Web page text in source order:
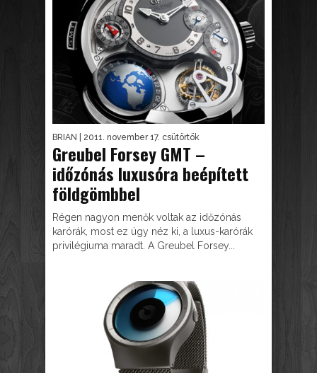
BRIAN | 2011. november 17. csütörtök
Greubel Forsey GMT –
időzónás luxusóra beépített
földgömbbel
Régen nagyon menők voltak az időzónás
karórák, most ez úgy néz ki, a luxus-karórák
privilégiuma maradt. A Greubel Forsey...